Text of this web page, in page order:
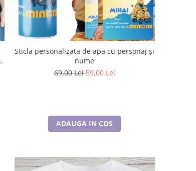
Sticla personalizata de apa cu personaj și
nume
69,00 Lei59,00 Lei
ADAUGA IN COS